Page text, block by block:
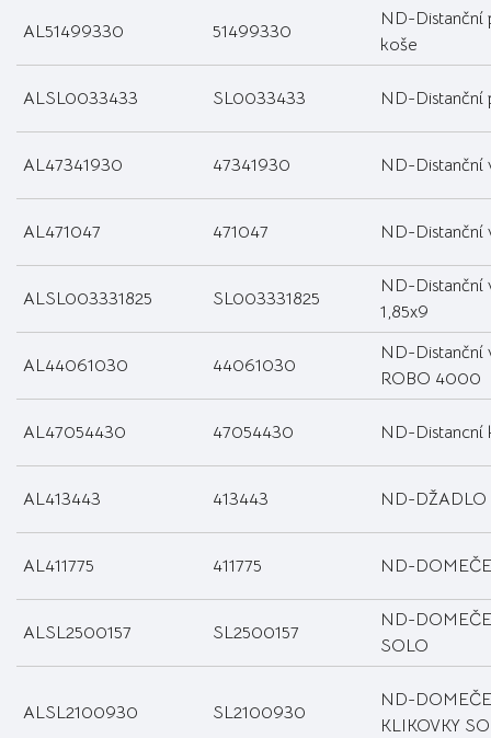
AL51499330 51499330
ND-Distanční
koše
ALSL0033433 SL0033433 ND-Distanční
AL47341930 47341930 ND-Distanční
AL471047 471047 ND-Distanční
ALSL003331825 SL003331825
ND-Distanční
1,85x9
AL44061030 44061030
ND-Distanční
ROBO 4000
AL47054430 47054430 ND-Distancní
AL413443 413443 ND-DŽADLO
AL411775 411775 ND-
ALSL2500157 SL2500157
ND-
SOLO
ALSL2100930 SL2100930
ND-
KLIKOVKY